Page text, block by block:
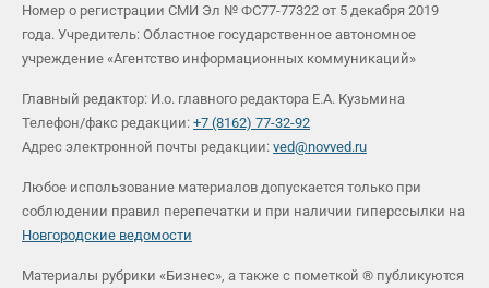
Номер о регистрации СМИ Эл № ФС77-77322 от 5 декабря 2019
года. Учредитель: Областное государственное автономное
учреждение «Агентство информационных коммуникаций»
Главный редактор: И.о. главного редактора Е.А. Кузьмина
Телефон/факс редакции: +7 (8162) 77-32-92
Адрес электронной почты редакции: ved@novved.ru
Любое использование материалов допускается только при
соблюдении правил перепечатки и при наличии гиперссылки на
Новгородские ведомости
Материалы рубрики «Бизнес», а также с пометкой ® публикуются